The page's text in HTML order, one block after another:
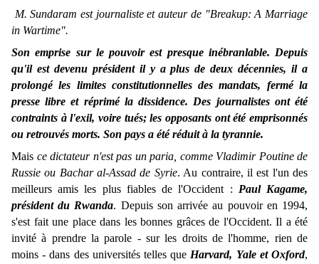
M. Sundaram est journaliste et auteur de "Breakup: A Marriage
in Wartime".
Son emprise sur le pouvoir est presque inébranlable. Depuis
qu'il est devenu président il y a plus de deux décennies, il a
prolongé les limites constitutionnelles des mandats, fermé la
presse libre et réprimé la dissidence. Des journalistes ont été
contraints à l'exil, voire tués; les opposants ont été emprisonnés
ou retrouvés morts. Son pays a été réduit à la tyrannie.
Mais ce dictateur n'est pas un paria, comme Vladimir Poutine de
Russie ou Bachar al-Assad de Syrie. Au contraire, il est l'un des
meilleurs amis les plus fiables de l'Occident : Paul Kagame,
président du Rwanda. Depuis son arrivée au pouvoir en 1994,
s'est fait une place dans les bonnes grâces de l'Occident. Il a été
invité à prendre la parole - sur les droits de l'homme, rien de
moins - dans des universités telles que Harvard, Yale et Oxford,